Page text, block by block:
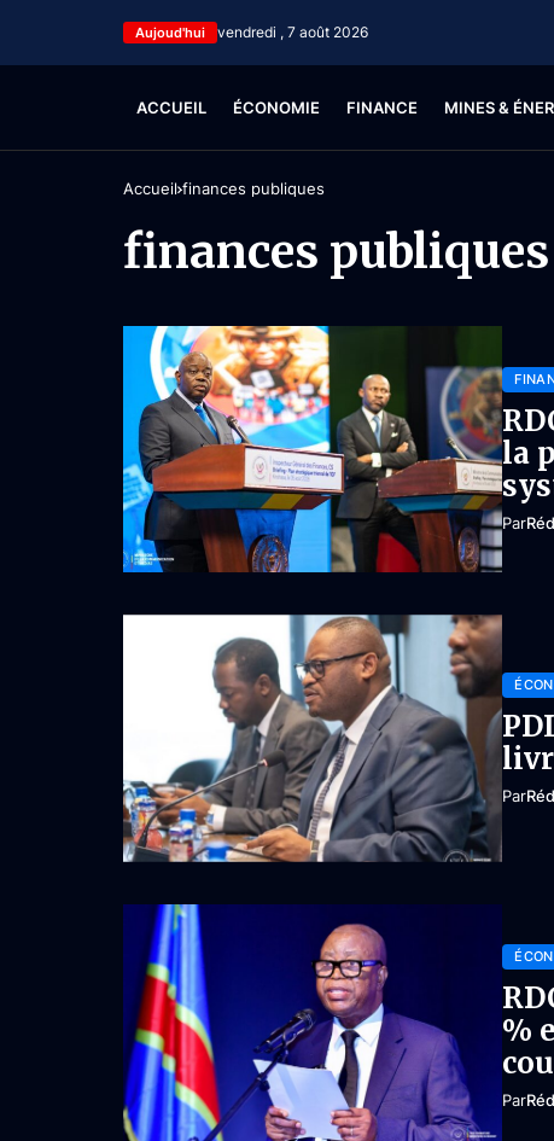
Aujoud'hui vendredi , 7 août 2026
ACCUEIL ÉCONOMIE FINANCE MINES &
Accueil finances publiques
finances publiques
la
Par
Par
%
Par